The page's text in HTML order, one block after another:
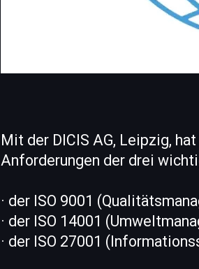
Mit der DICIS AG, Leipzig,
Anforderungen der drei
· der ISO 9001
· der ISO 14001
· der ISO 27001